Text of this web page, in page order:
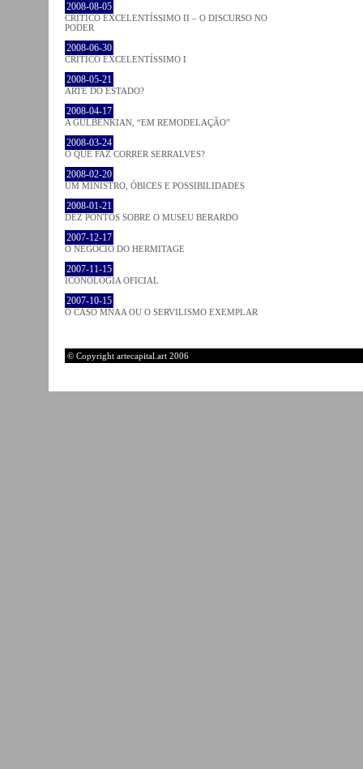
2008-08-05
CRÍTICO EXCELENTÍSSIMO II – O DISCURSO NO
PODER
2008-06-30
CRÍTICO EXCELENTÍSSIMO I
2008-05-21
ARTE DO ESTADO?
2008-04-17
A GULBENKIAN, “EM REMODELAÇÃO”
2008-03-24
O QUE FAZ CORRER SERRALVES?
2008-02-20
UM MINISTRO, ÓBICES E POSSIBILIDADES
2008-01-21
DEZ PONTOS SOBRE O MUSEU BERARDO
2007-12-17
O NEGÓCIO DO HERMITAGE
2007-11-15
ICONOLOGIA OFICIAL
2007-10-15
O CASO MNAA OU O SERVILISMO EXEMPLAR
© Copyright artecapital.art 2006